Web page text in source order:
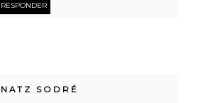
RESPONDER
NATZ SODRÉ